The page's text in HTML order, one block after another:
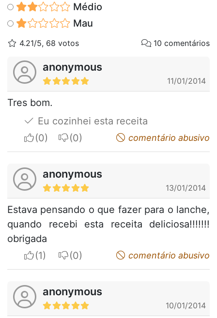
Médio
Mau
4.21/5, 68 votos 10 comentários
anonymous
11/01/2014
Tres bom.
Eu cozinhei esta receita
I apreciateI do not appreciatecomentário abusivo
anonymous
13/01/2014
Estava pensando o que fazer para o lanche,
quando recebi esta receita deliciosa!!!!!!!
obrigada
I apreciateI do not appreciatecomentário abusivo
anonymous
10/01/2014